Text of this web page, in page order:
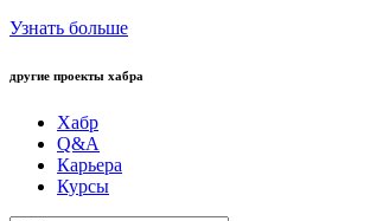
Узнать больше
другие проекты хабра
Хабр
Q&A
Карьера
Курсы